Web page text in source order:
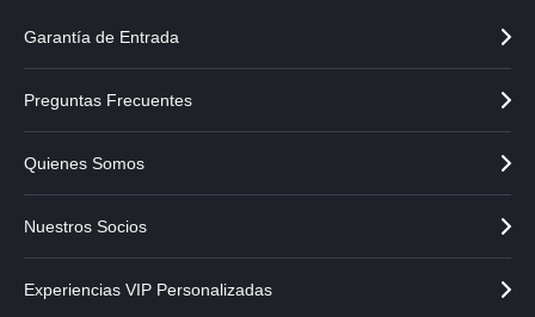
Garantía de Entrada
Preguntas Frecuentes
Quienes Somos
Nuestros Socios
Experiencias VIP Personalizadas